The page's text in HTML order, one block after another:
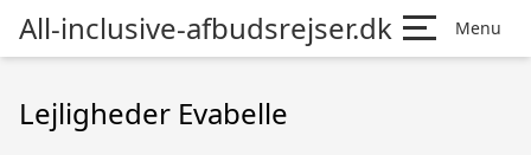
All-inclusive-afbudsrejser.dk Menu
Lejligheder Evabelle